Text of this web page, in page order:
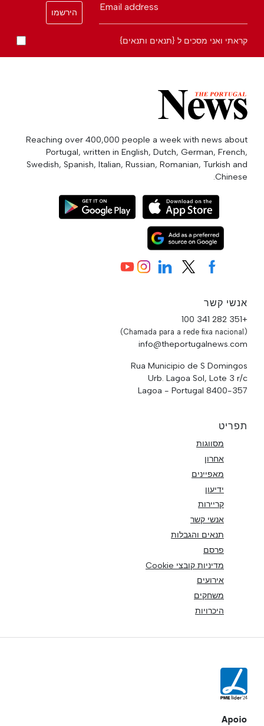
Email address
הירשמו
קראתי ואני מסכים ל {תנאים ותנאים}
Reaching over 400,000 people a week with news about
Portugal, written in English, Dutch, German, French,
Swedish, Spanish, Italian, Russian, Romanian, Turkish and
Chinese.
אנשי קשר
+351 282 341 100
(Chamada para a rede fixa nacional)
info@theportugalnews.com
Rua Municipio de S Domingos
Urb. Lagoa Sol, Lote 3 r/c
8400-357 Lagoa - Portugal
תפריט
מסווגות
אחרון
מאפיינים
ידיעון
קריירות
אנשי קשר
תנאים והגבלות
פרסם
מדיניות קובצי Cookie
אירועים
משחקים
היכרויות
Apoio